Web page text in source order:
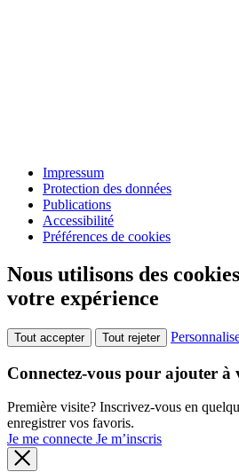
Impressum
Protection des données
Publications
Accessibilité
Préférences de cookies
Nous utilisons des
votre expérience
Tout accepter Tout rejeter
Connectez-vous pour ajouter à
Première visite? Inscrivez-vous en
enregistrer vos favoris.
Je me connecte Je m’inscris